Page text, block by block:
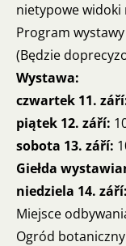
nietypowe widoki
Program
(Będzie
Wystawa:
czwartek 11.
piątek 12. září:
sobota 13. září:
Giełda
niedziela 14. září:
Miejsce
Ogród